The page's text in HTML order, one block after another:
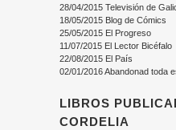
28/04/2015 Televisión de
18/05/2015 Blog de Cómics
25/05/2015 El Progreso
11/07/2015 El Lector Bicéfalo
22/08/2015 El País
02/01/2016 Abandonad toda
LIBROS
CORDELIA